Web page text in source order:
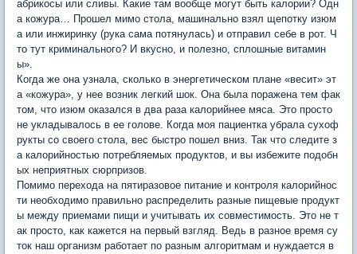
абрикосы или сливы. Какие там вообще могут быть калории? Одн
а кожура… Прошел мимо стола, машинально взял щепотку изюм
а или инжиринку (рука сама потянулась) и отправил себе в рот. Ч
то тут криминального? И вкусно, и полезно, сплошные витамин
ы».
Когда же она узнала, сколько в энергетическом плане «весит» эт
а «кожура», у нее возник легкий шок. Она была поражена тем фак
том, что изюм оказался в два раза калорийнее мяса. Это просто
не укладывалось в ее голове. Когда моя пациентка убрала сухоф
рукты со своего стола, вес быстро пошел вниз. Так что следите з
а калорийностью потребляемых продуктов, и вы избежите подобн
ых неприятных сюрпризов.
Помимо перехода на пятиразовое питание и контроля калорийнос
ти необходимо правильно распределить разные пищевые продукт
ы между приемами пищи и учитывать их совместимость. Это не т
ак просто, как кажется на первый взгляд. Ведь в разное время су
ток наш организм работает по разным алгоритмам и нуждается в